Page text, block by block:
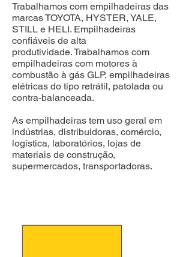
Trabalhamos com empilhadeiras das
marcas TOYOTA, HYSTER, YALE,
STILL e HELI. Empilhadeiras
confiáveis de alta
produtividade.Trabalhamos com
empilhadeiras com motores à
combustão à gás GLP, empilhadeiras
elétricas do tipo retrátil, patolada ou
contra-balanceada.
As empilhadeiras tem uso geral em
indústrias, distribuidoras, comércio,
logística, laboratórios, lojas de
materiais de construção,
supermercados, transportadoras.